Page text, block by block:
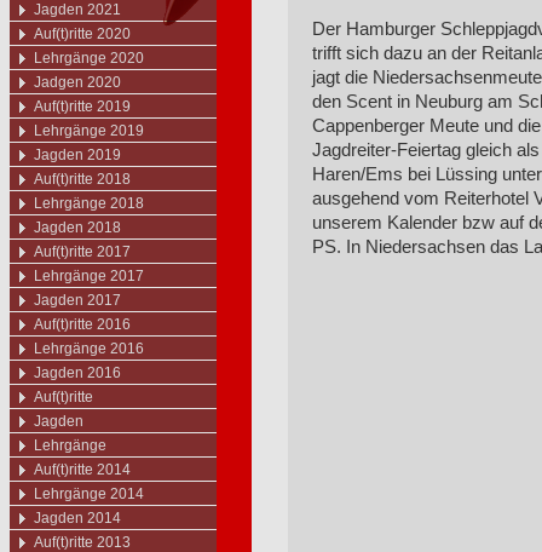
Jagden 2021
Auf(t)ritte 2020
Lehrgänge 2020
Jadgen 2020
Auf(t)ritte 2019
Lehrgänge 2019
Jagden 2019
Auf(t)ritte 2018
Lehrgänge 2018
Jagden 2018
Auf(t)ritte 2017
Lehrgänge 2017
Jagden 2017
Auf(t)ritte 2016
Lehrgänge 2016
Jagden 2016
Auf(t)ritte
Jagden
Lehrgänge
Auf(t)ritte 2014
Lehrgänge 2014
Jagden 2014
Auf(t)ritte 2013
Der Hamburger
trifft sich dazu an der
jagt die
den Scent in Neuburg am
Cappenberger Meute und
Jagdreiter-Feiertag gleich
Haren/Ems bei Lüssing
ausgehend vom Reiterhotel
unserem Kalender bzw auf
PS. In Niedersachsen das